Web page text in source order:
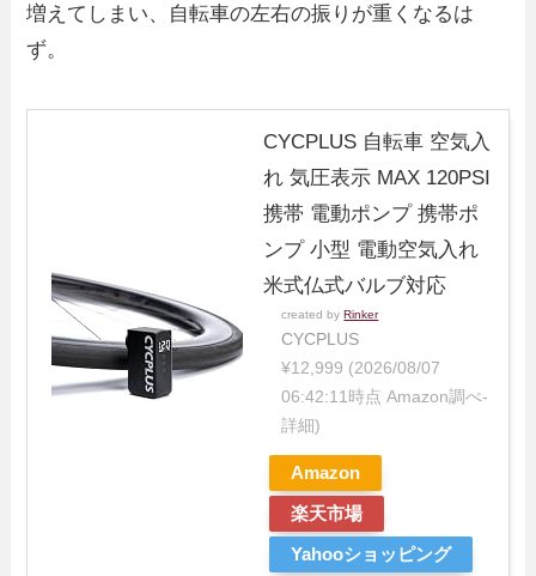
増えてしまい、自転車の左右の振りが重くなるは
ず。
CYCPLUS 自転車 空気入
れ 気圧表示 MAX 120PSI
携帯 電動ポンプ 携帯ポ
ンプ 小型 電動空気入れ
米式仏式バルブ対応
created byRinker
CYCPLUS
¥12,999 (2026/08/07
06:42:11時点 Amazon調べ-
詳細)
Amazon
楽天市場
Yahooショッピング